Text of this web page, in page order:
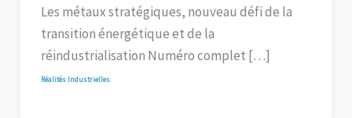
Les métaux stratégiques, nouveau défi de la
transition énergétique et de la
réindustrialisation Numéro complet […]
Réalités Industrielles